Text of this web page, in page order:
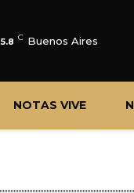
5.8 C Buenos Aires
NOTAS VIVE